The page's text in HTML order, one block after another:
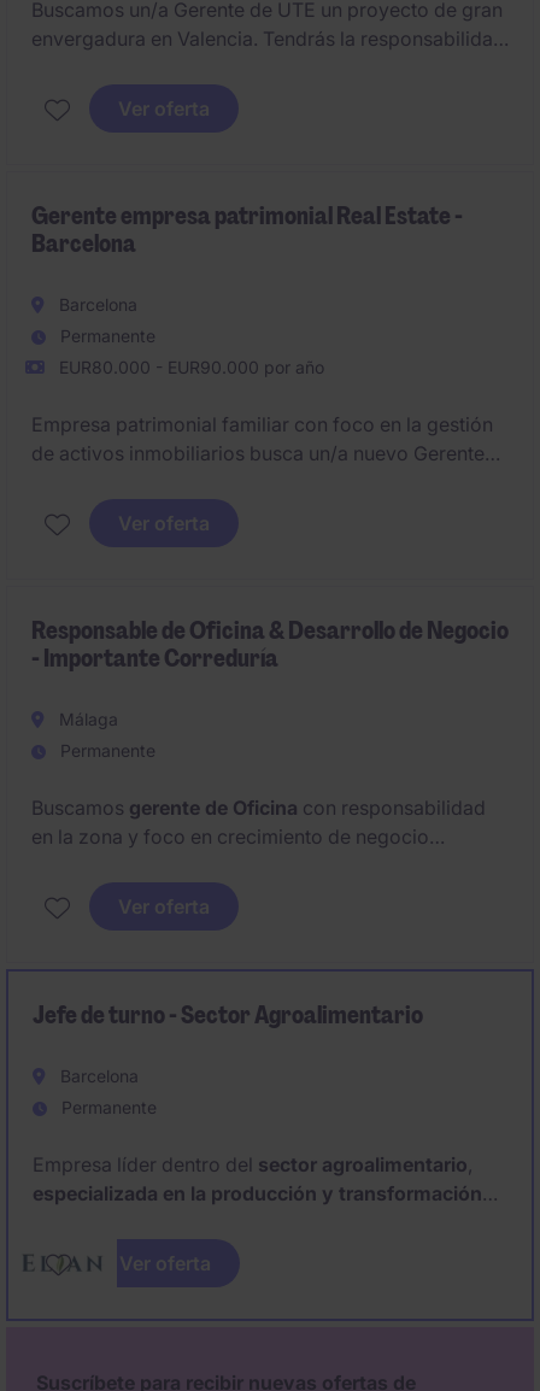
Buscamos un/a Gerente de UTE un proyecto de gran
envergadura en Valencia. Tendrás la responsabilidad
técnica y contractual para cumplir plazos, costes y
calidad.
Ver oferta
Gerente empresa patrimonial Real Estate -
Barcelona
Barcelona
Permanente
EUR80.000 - EUR90.000 por año
Empresa patrimonial familiar con foco en la gestión
de activos inmobiliarios busca un/a nuevo Gerente
compañía. Deberá aportar amplia experiencia en
gestión de portfolios inmobiliarios y análisis de
Ver oferta
Responsable de Oficina & Desarrollo de Negocio
- Importante Correduría
Málaga
Permanente
Buscamos gerente de Oficina con responsabilidad
en la zona y foco en crecimiento de negocio
asegurador
, residente en
mercado local y gestión de equipos.
Ver oferta
Jefe de turno - Sector Agroalimentario
Barcelona
Permanente
Empresa líder dentro del sector agroalimentario,
especializada en la producción y transformación
la soja , con foco en la sostenibilidad y la innovación
alimentaría, busca incorporar a un
Ver oferta
Suscríbete para recibir nuevas ofertas de